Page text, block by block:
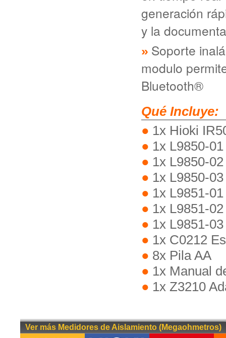
generación
y la
Soporte
modulo
Bluetooth®
Qué Incluye:
1x Hioki
1x L9850-
1x L9850-
1x L9850-
1x L9851-
1x L9851-
1x L9851-
1x C0212
8x Pila AA
1x Manual
1x Z3210
Ver más Medidores de Aislamiento (Megaohmetros)